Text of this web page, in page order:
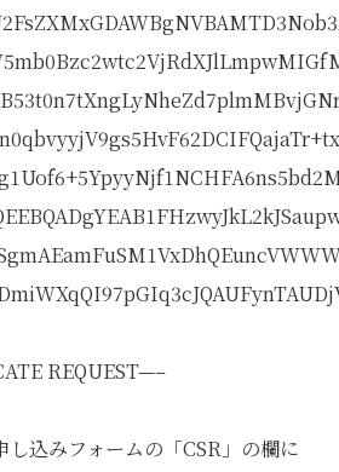
REQUEST—–
し込みフォームの「CSR」の欄に